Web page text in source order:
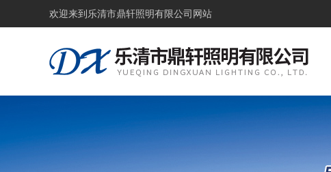
欢迎来到 乐清市鼎轩照明有限公司网站